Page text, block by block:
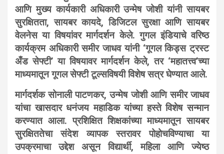
आणि मुख्य कार्यकारी अधिकारी उन्मेष जोशी यांनी सायबर
सुरक्षितता, सायबर कायदे, डिजिटल सुरक्षा आणि सायबर
वेलनेस या विषयांवर मार्गदर्शन केले. गुगल इंडियाचे वरिष्ठ
कार्यक्रम अधिकारी समीर जाधव यांनी ‘गूगल किड्स ट्रस्ट
अँड सेफ्टी’ या विषयावर मार्गदर्शन केले, तर ‘महातत्त्व’च्या
माध्यमातून गूगल सेफ्टी टूल्सविषयी विशेष सत्र घेण्यात आले.
मार्गदर्शक सोनाली पाटणकर, उन्मेष जोशी आणि समीर जाधव
यांचा खासदार धनंजय महाडिक यांच्या हस्ते विशेष सन्मान
करण्यात आला. प्रशिक्षित शिक्षकांच्या माध्यमातून सायबर
सुरक्षिततेचा संदेश व्यापक स्तरावर पोहोचविण्याचा या
उपक्रमाचा उद्देश असून विद्यार्थी, महिला आणि ज्येष्ठ